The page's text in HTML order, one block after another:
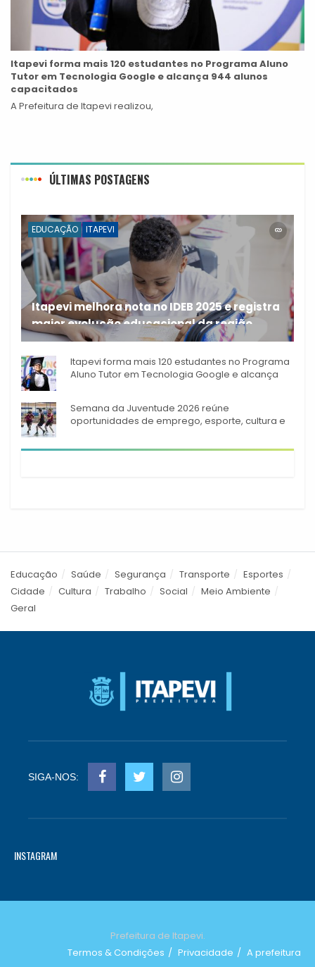
Itapevi forma mais 120 estudantes no Programa Aluno
Tutor em Tecnologia Google e alcança 944 alunos
capacitados
A Prefeitura de Itapevi realizou,
ÚLTIMAS POSTAGENS
EDUCAÇÃO ITAPEVI
Itapevi melhora nota no IDEB 2025 e registra
maior evolução educacional da região
A rede municipal de ensino
Itapevi forma mais 120 estudantes no Programa
Aluno Tutor em Tecnologia Google e alcança
Semana da Juventude 2026 reúne
oportunidades de emprego, esporte, cultura e
Educação Saúde Segurança Transporte
Esportes
Cidade
Cultura Trabalho Social
Meio Ambiente
Geral
SIGA-NOS:
INSTAGRAM
Prefeitura de Itapevi.
Termos & Condições
Privacidade A prefeitura